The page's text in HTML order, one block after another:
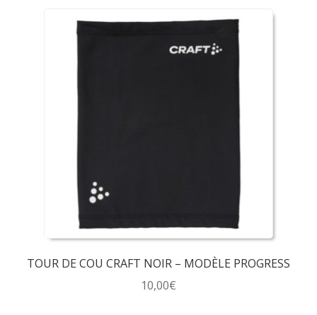
TOUR DE COU CRAFT NOIR – MODÈLE PROGRESS
10,00€